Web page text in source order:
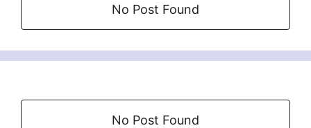
No Post Found
No Post Found